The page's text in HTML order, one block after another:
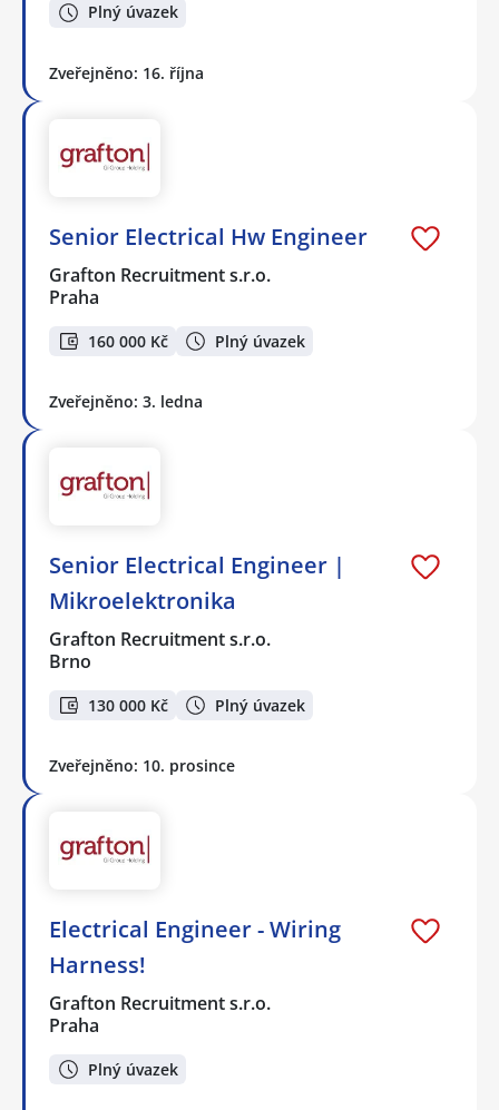
Plný úvazek
Zveřejněno: 16. října
Senior Electrical Hw Engineer
Grafton Recruitment s.r.o.
Praha
160 000 Kč Plný úvazek
Zveřejněno: 3. ledna
Senior Electrical Engineer |
Mikroelektronika
Grafton Recruitment s.r.o.
Brno
130 000 Kč Plný úvazek
Zveřejněno: 10. prosince
Electrical Engineer - Wiring
Harness!
Grafton Recruitment s.r.o.
Praha
Plný úvazek